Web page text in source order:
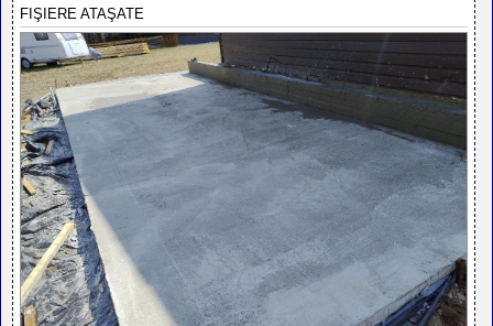
s
i
a
u
t
o
r
u
l
o
t
e
d
i
n
R
o
m
a
n
i
FIŞIERE ATAŞATE